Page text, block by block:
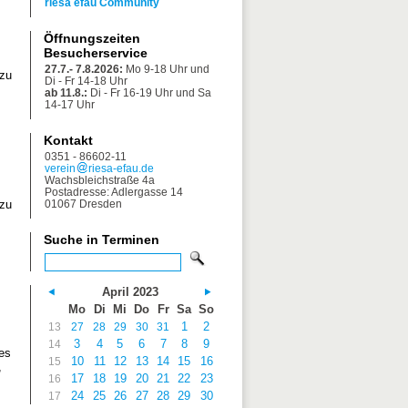
Öffnungszeiten
Besucherservice
27.7.- 7.8.2026: Mo 9-18 Uhr und
Di - Fr 14-18 Uhr
ab 11.8.: Di - Fr 16-19 Uhr und Sa
14-17 Uhr
Kontakt
0351 - 86602-11
verein
riesa-efau.de
Wachsbleichstraße 4a
Postadresse: Adlergasse 14
01067 Dresden
Suche in Terminen
April 2023
Mo
Di Mi Do Fr Sa So
13 27 28 29 30 31 1 2
14 3 4 5 6 7 8 9
15 10 11 12 13 14 15 16
16 17 18 19 20 21 22 23
17 24 25 26 27 28 29 30